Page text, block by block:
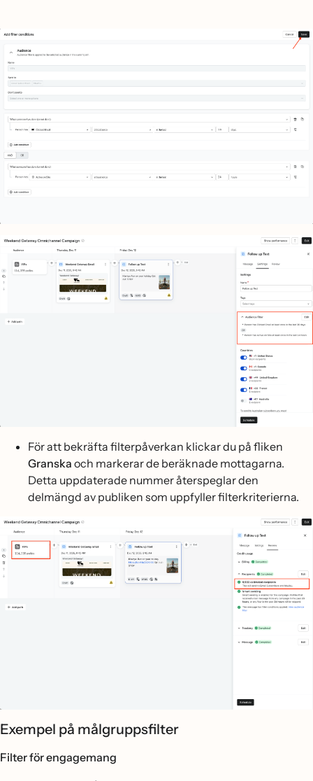
För att bekräfta filterpåverkan klickar du på fliken
Granska och markerar de beräknade mottagarna.
Detta uppdaterade nummer återspeglar den
delmängd av publiken som uppfyller filterkriterierna.
Exempel på målgruppsfilter
Filter för engagemang